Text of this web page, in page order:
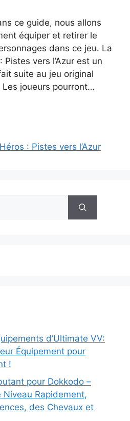
ce guide, nous allons
équiper et retirer le
dans ce jeu. La
vers l’Azur est un
suite au jeu original
Les joueurs pourront…
: Pistes vers l’Azur
d’Ultimate VV:
Équipement pour
!
pour Dokkodo –
Rapidement,
des Chevaux et